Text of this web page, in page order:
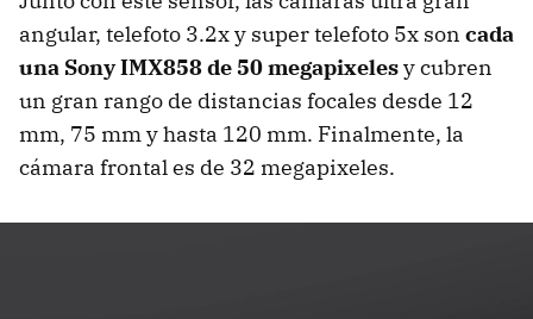
angular, telefoto 3.2x y super telefoto 5x son cada
una Sony IMX858 de 50 megapixelesy cubren
un gran rango de distancias focales desde 12
mm, 75 mm y hasta 120 mm. Finalmente, la
cámara frontal es de 32 megapixeles.